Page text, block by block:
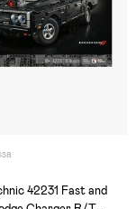
42231 Fast and